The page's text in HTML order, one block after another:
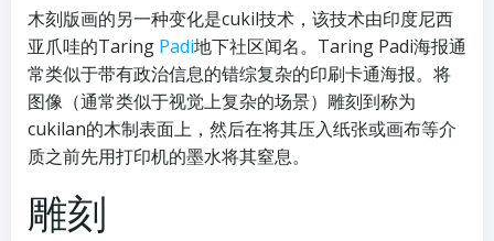
木刻版画的另一种变化是cukil技术，该技术由印度尼西
亚爪哇的Taring Padi地下社区闻名。Taring Padi海报通
常类似于带有政治信息的错综复杂的印刷卡通海报。将
图像（通常类似于视觉上复杂的场景）雕刻到称为
cukilan的木制表面上，然后在将其压入纸张或画布等介
质之前先用打印机的墨水将其窒息。
雕刻